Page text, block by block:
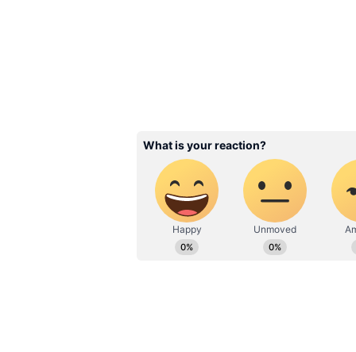
Krithi Shetty
முதல் முதலில் ஹாலிவுட்
அறிமுகமான கிருத்தி